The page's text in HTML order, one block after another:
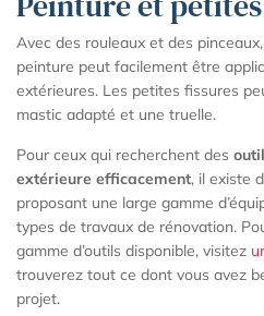
Avec des rouleaux et des
peinture peut facilement être
extérieures. Les petites fissures
mastic adapté et une truelle.
Pour ceux qui recherchent des
extérieure efficacement, il existe
proposant une large gamme
types de travaux de rénovation.
gamme d’outils disponible, visitez
trouverez tout ce dont vous avez
projet.